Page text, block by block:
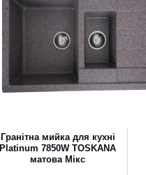
Гранітна мийка для кухні
Platinum 7850W TOSKANA
матова Мікс